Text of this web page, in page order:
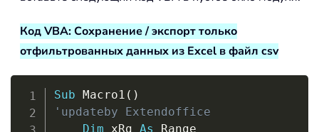
Код VBA: Сохранение / экспорт только
отфильтрованных данных из Excel в файл csv
Sub Macro1 ( )
'updateby Extendoffice
Dim xRg As Range